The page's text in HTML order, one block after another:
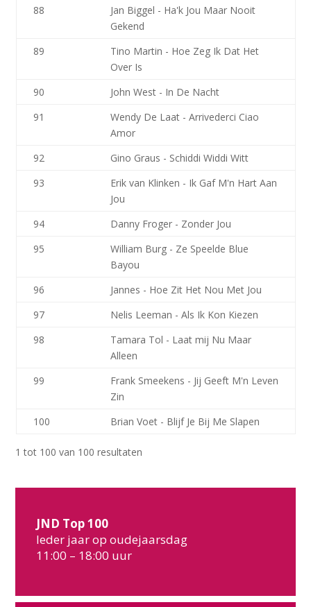
88
Jan Biggel - Ha'k Jou Maar Nooit
Gekend
89
Tino Martin - Hoe Zeg Ik Dat Het
Over Is
90
John West - In De Nacht
91
Wendy De Laat - Arrivederci Ciao
Amor
92
Gino Graus - Schiddi Widdi Witt
93
Erik van Klinken - Ik Gaf M'n Hart Aan
Jou
94
Danny Froger - Zonder Jou
95
William Burg - Ze Speelde Blue
Bayou
96
Jannes - Hoe Zit Het Nou Met Jou
97
Nelis Leeman - Als Ik Kon Kiezen
98
Tamara Tol - Laat mij Nu Maar
Alleen
99
Frank Smeekens - Jij Geeft M'n Leven
Zin
100
Brian Voet - Blijf Je Bij Me Slapen
1 tot 100 van 100 resultaten
JND Top 100
Ieder jaar op oudejaarsdag
11:00 – 18:00 uur